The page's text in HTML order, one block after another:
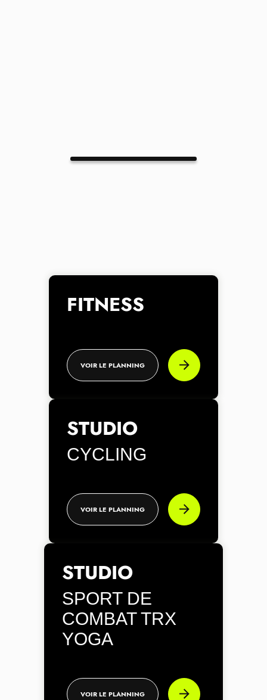
FITNESS
VOIR LE PLANNING
STUDIO
CYCLING
VOIR LE PLANNING
STUDIO
SPORT DE
COMBAT TRX
YOGA
VOIR LE PLANNING